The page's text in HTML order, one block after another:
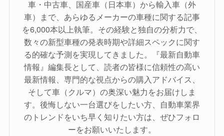
車・中古車、国産車（日本車）から輸入車（外
車）まで、あらゆるメーカーの車種に関する記事
を6,000本以上執筆。その経験と独自の分析力で、
数々の新型車種の発表時期や詳細スペックに関す
る的確な予測を実現してきました。『最新自動車
情報』編集長として、読者の皆様に信頼性の高い
最新情報、専門的な視点からの購入アドバイス、
そして車（クルマ）の奥深い魅力をお届けしま
す。後悔しない一台選びをしたい方、自動車業界
のトレンドをいち早く知りたい方は、ぜひフォロ
ーをお願いいたします。